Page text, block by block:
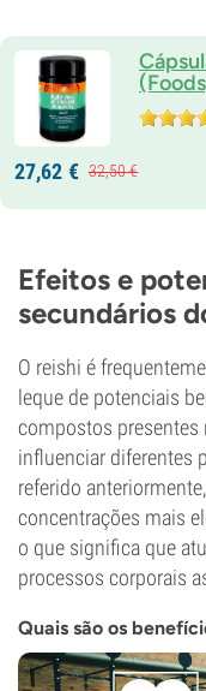
27,62 € 32,50€
Efeitos e
secundários
O reishi é
leque de potenciais
compostos presentes
influenciar diferentes
referido
concentrações mais
o que significa que
processos corporais
Quais são os